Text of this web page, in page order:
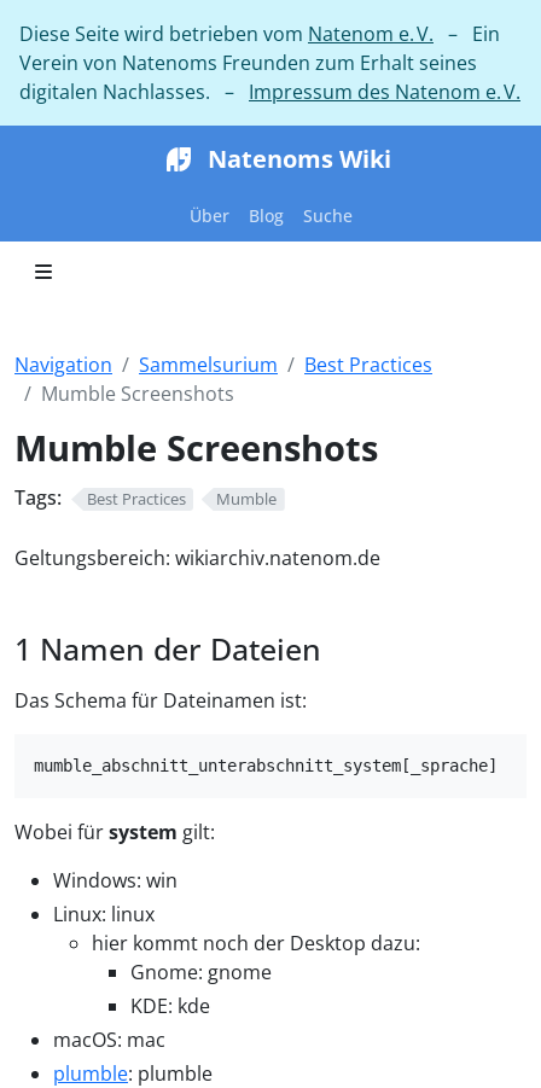
Diese Seite wird betrieben vom Natenom e. V. – Ein
Verein von Natenoms Freunden zum Erhalt seines
digitalen Nachlasses. – Impressum des Natenom e. V.
Natenoms Wiki
Über Blog Suche
Navigation Sammelsurium
Best Practices
Mumble Screenshots
Mumble Screenshots
Tags: Best Practices Mumble
Geltungsbereich: wikiarchiv.natenom.de
Namen der Dateien
Das Schema für Dateinamen ist:
Wobei fürsystem gilt:
Windows: win
Linux: linux
hier kommt noch der Desktop dazu:
Gnome: gnome
KDE: kde
macOS: mac
plumble: plumble